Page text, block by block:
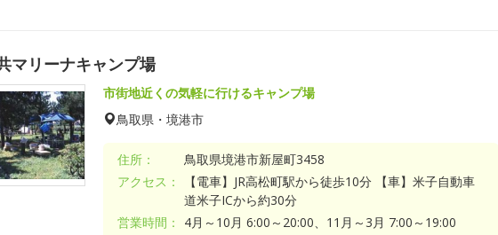
マリーナキャンプ場
市街地近くの気軽に行けるキャンプ場
鳥取県・境港市
住所：
鳥取県境港市新屋町3458
アクセス：
【電車】JR高松町駅から徒歩10分 【車】米子自動車
道米子ICから約30分
営業時間：
4月～10月 6:00～20:00、11月～3月 7:00～19:00